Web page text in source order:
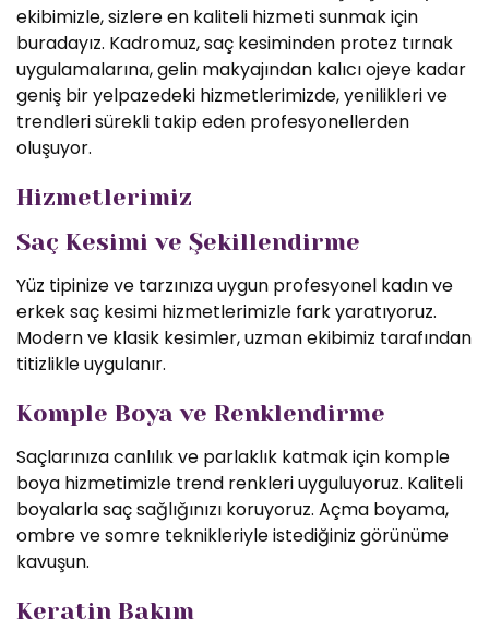
ekibimizle, sizlere en kaliteli hizmeti sunmak için
buradayız. Kadromuz, saç kesiminden protez tırnak
uygulamalarına, gelin makyajından kalıcı ojeye kadar
geniş bir yelpazedeki hizmetlerimizde, yenilikleri ve
trendleri sürekli takip eden profesyonellerden
oluşuyor.
Hizmetlerimiz
Saç Kesimi ve Şekillendirme
Yüz tipinize ve tarzınıza uygun profesyonel kadın ve
erkek saç kesimi hizmetlerimizle fark yaratıyoruz.
Modern ve klasik kesimler, uzman ekibimiz tarafından
titizlikle uygulanır.
Komple Boya ve Renklendirme
Saçlarınıza canlılık ve parlaklık katmak için komple
boya hizmetimizle trend renkleri uyguluyoruz. Kaliteli
boyalarla saç sağlığınızı koruyoruz. Açma boyama,
ombre ve somre teknikleriyle istediğiniz görünüme
kavuşun.
Keratin Bakım